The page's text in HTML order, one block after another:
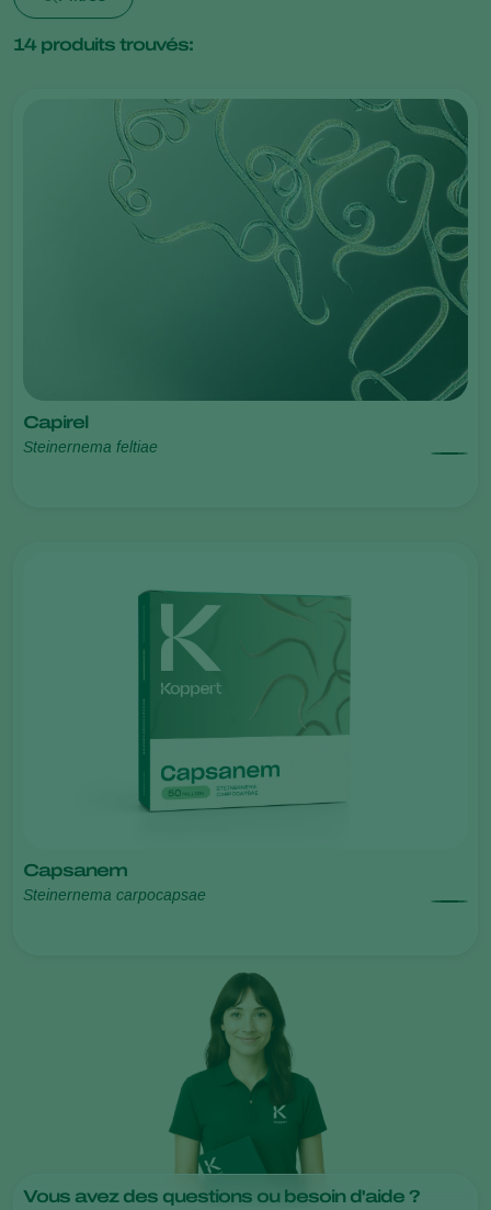
14produits trouvés:
Capirel
Steinernema feltiae
Capsanem
Steinernema carpocapsae
Vous avez des questions ou besoin d'aide ?